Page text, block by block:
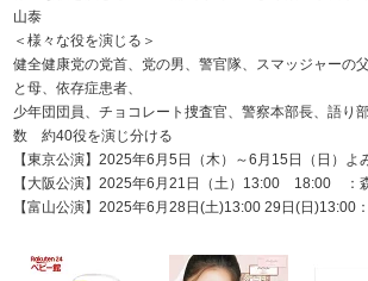
山泰
＜様々な役を演じる＞
健全健康党の党首、党の男、警官隊、スマッジャーの
と母、依存症患者、
少年団団員、チョコレート捜査官、警察本部長、語り
数 約40役を演じ分ける
【東京公演】2025年6月5日（木）～6月15日（日）よ
【大阪公演】2025年6月21日（土）13:00 18:00 ：
【富山公演】2025年6月28日(土)13:00 29日(日)13:00